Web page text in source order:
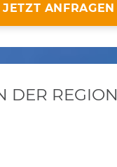
JETZT ANFRAGEN
DER REGION